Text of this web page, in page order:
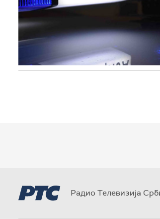
Радио Телевизија